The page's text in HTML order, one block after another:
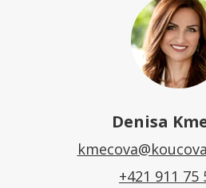
Denisa
+421 911 75